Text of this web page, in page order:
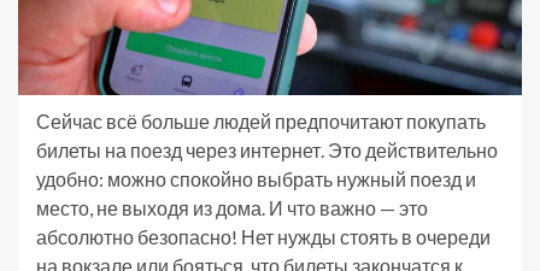
Сейчас всё больше людей предпочитают покупать
билеты на поезд через интернет. Это действительно
удобно: можно спокойно выбрать нужный поезд и
место, не выходя из дома. И что важно — это
абсолютно безопасно! Нет нужды стоять в очереди
на вокзале или бояться, что билеты закончатся к